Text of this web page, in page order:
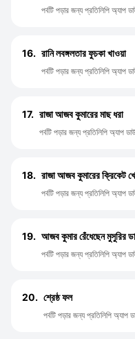
পর্বটি পড়ার জন্য প্রতিলিপি অ্যাপ
16. রানি লবঙ্গলতার ফুচকা খাওয়া
পর্বটি পড়ার জন্য প্রতিলিপি অ্যাপ
17. রাজা আজব কুমারের মাছ ধরা
পর্বটি পড়ার জন্য প্রতিলিপি অ্যাপ
18. রাজা আজব কুমারের ক্রিকেট
পর্বটি পড়ার জন্য প্রতিলিপি অ্যাপ
19. আজব কুমার রেঁধেছেন মুসুরির
পর্বটি পড়ার জন্য প্রতিলিপি অ্যাপ
20. শ্রেষ্ঠ ফল
পর্বটি পড়ার জন্য প্রতিলিপি